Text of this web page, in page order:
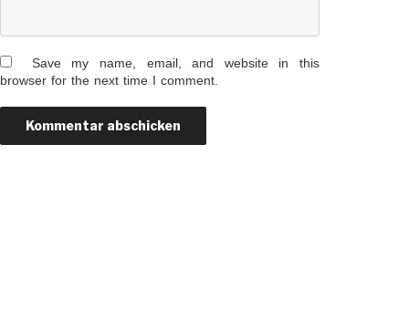
Save my name, email, and website in this
browser for the next time I comment.